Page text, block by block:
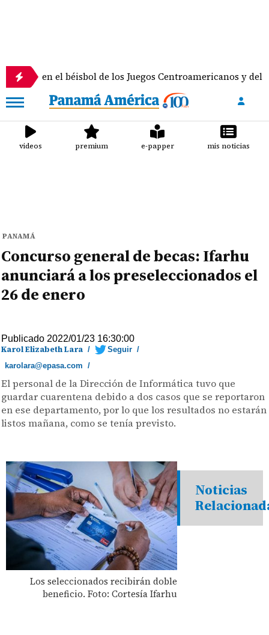
de los Juegos Centroamericanos y del Caribe
videos premium e-papper mis noticias
PANAMÁ
Concurso general de becas: Ifarhu
anunciará a los preseleccionados el
26 de enero
Publicado 2022/01/23 16:30:00
Karol Elizabeth Lara / Seguir /
karolara@epasa.com /
El personal de la Dirección de Informática tuvo que
guardar cuarentena debido a dos casos que se reportaron
en ese departamento, por lo que los resultados no estarán
listos mañana, como se tenía previsto.
Los seleccionados recibirán doble
beneficio. Foto: Cortesía Ifarhu
Noticias